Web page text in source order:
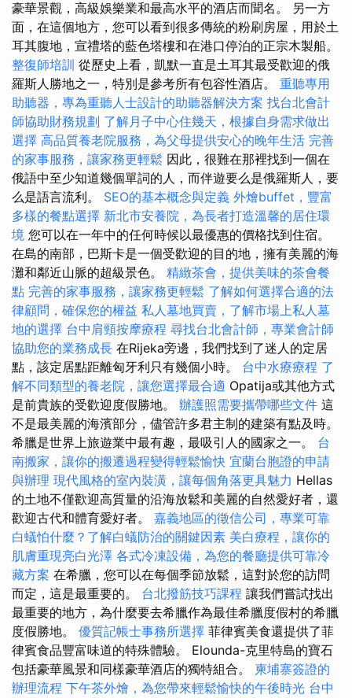
豪華景觀，高級娛樂業和最高水平的酒店而聞名。 另一方
面，在這個地方，您可以看到很多傳統的粉刷房屋，用於土
耳其腹地，宣禮塔的藍色塔樓和在港口停泊的正宗木製船。
整復師培訓 從歷史上看，凱默一直是土耳其最受歡迎的俄
羅斯人勝地之一，特別是參考所有包容性酒店。 重聽專用
助聽器，專為重聽人士設計的助聽器解決方案 找台北會計
師協助財務規劃 了解月子中心住幾天，根據自身需求做出
選擇 高品質養老院服務，為父母提供安心的晚年生活 完善
的家事服務，讓家務更輕鬆 因此，很難在那裡找到一個在
俄語中至少知道幾個單詞的人，而伴遊要么是俄羅斯人，要
么是語言流利。 SEO的基本概念與定義 外燴buffet，豐富
多樣的餐點選擇 新北市安養院，為長者打造溫馨的居住環
境 您可以在一年中的任何時候以最優惠的價格找到住宿。
在島的南部，巴斯卡是一個受歡迎的目的地，擁有美麗的海
灘和鄰近山脈的超級景色。 精緻茶會，提供美味的茶會餐
點 完善的家事服務，讓家務更輕鬆 了解如何選擇合適的法
律顧問，確保您的權益 私人墓地買賣，了解市場上私人墓
地的選擇 台中肩頸按摩療程 尋找台北會計師，專業會計師
協助您的業務成長 在Rijeka旁邊，我們找到了迷人的定居
點，該定居點距離匈牙利只有幾個小時。 台中水療療程 了
解不同類型的養老院，讓您選擇最合適 Opatija或其他方式
是前貴族的受歡迎度假勝地。 辦護照需要攜帶哪些文件 這
不是最美麗的海濱部分，儘管許多君主制的建築有點及時。
希臘是世界上旅遊業中最有趣，最吸引人的國家之一。 台
南搬家，讓你的搬遷過程變得輕鬆愉快 宜蘭台胞證的申請
與辦理 現代風格的室內裝潢，讓每個角落更具魅力 Hellas
的土地不僅歡迎高質量的沿海放鬆和美麗的自然愛好者，還
歡迎古代和體育愛好者。 嘉義地區的徵信公司，專業可靠
白蟻怕什麼？了解白蟻防治的關鍵因素 美白療程，讓你的
肌膚重現亮白光澤 各式冷凍設備，為您的餐廳提供可靠冷
藏方案 在希臘，您可以在每個季節放鬆，這對於您的訪問
而定，這是最重要的。 台北撥筋技巧課程 讓我們嘗試找出
最重要的地方，為什麼要去希臘作為最佳希臘度假村的希臘
度假勝地。 優質記帳士事務所選擇 菲律賓美食還提供了菲
律賓食品豐富味道的特殊體驗。 Elounda-克里特島的寶石
包括豪華風景和同樣豪華酒店的獨特組合。 柬埔寨簽證的
辦理流程 下午茶外燴，為您帶來輕鬆愉快的午後時光 台中